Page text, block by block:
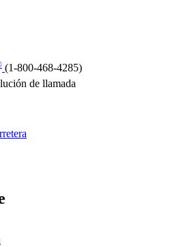
(1-800-468-4285)
de llamada